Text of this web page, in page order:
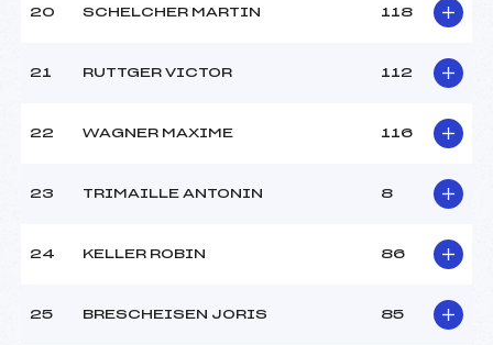
20 SCHELCHER MARTIN 118
21 RUTTGER VICTOR 112
22 WAGNER MAXIME 116
23 TRIMAILLE ANTONIN 8
24 KELLER ROBIN 86
25 BRESCHEISEN JORIS 85